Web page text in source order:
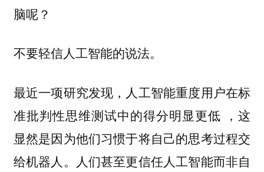
脑呢？
不要轻信人工智能的说法。
最近一项研究发现，人工智能重度用户在标
准批判性思维测试中的得分明显更低 ，这
显然是因为他们习惯于将自己的思考过程交
给机器人。人们甚至更信任人工智能而非自